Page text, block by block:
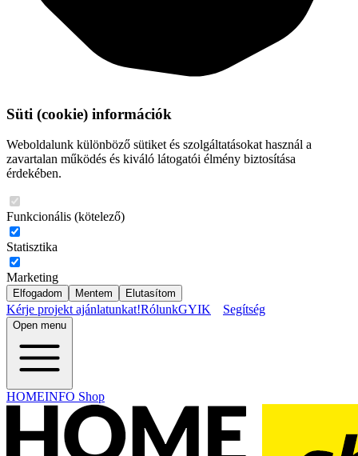
Süti (cookie) információk
Weboldalunk különböző sütiket és szolgáltatásokat használ a
zavartalan működés és kiváló látogatói élmény biztosítása
érdekében.
Funkcionális (kötelező)
Statisztika
Marketing
Elfogadom Mentem Elutasítom
Kérje projekt ajánlatunkat!RólunkGYIK Segítség
Open menu
HOMEINFO Shop